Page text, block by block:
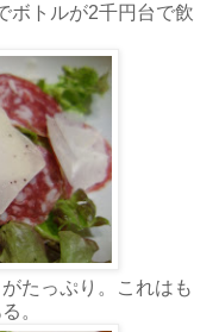
ボトルが2千円台で飲
たっぷり。これはも
。